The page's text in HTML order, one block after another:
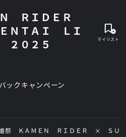
ＲＩＤＥＲ
ＮＴＡＩ ＬＩ
０２５
祭 ＫＡＭＥＮ ＲＩＤＥＲ × ＳＵ